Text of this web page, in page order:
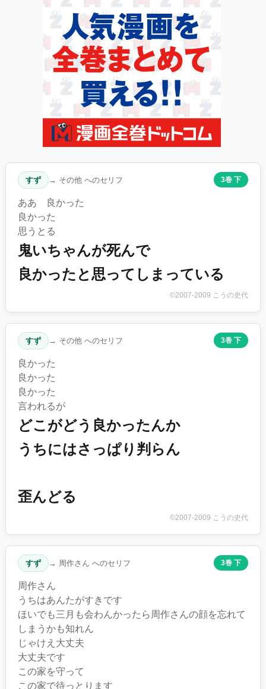
すず → その他 へのセリフ 3巻 下
ああ 良かった
良かった
思うとる
鬼いちゃんが死んで
良かったと思ってしまっている
©2007-2009 こうの史代
すず → その他 へのセリフ 3巻 下
良かった
良かった
良かった
言われるが
どこがどう良かったんか
うちにはさっぱり判らん
歪んどる
©2007-2009 こうの史代
すず → 周作さん へのセリフ 3巻 下
周作さん
うちはあんたがすきです
ほいでも三月も会わんかったら周作さんの顔を忘れて
しまうかも知れん
じゃけえ大丈夫
大丈夫です
この家を守って
この家で待っとります